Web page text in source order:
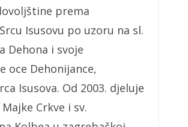
prema
Isusovu po uzoru na sl.
Dehona i svoje
oce Dehonijance,
Isusova. Od 2003. djeluje
Crkve i sv.